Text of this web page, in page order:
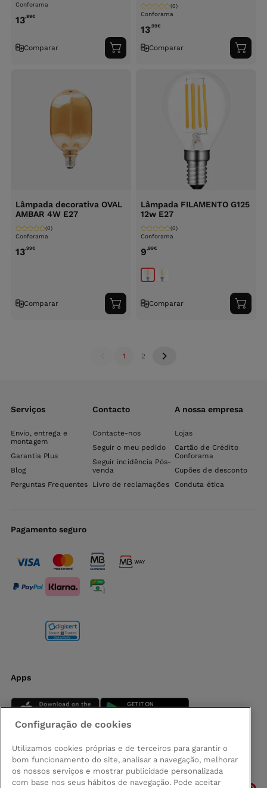
Conforama
13,99€
Comparar
Adicionar
ao
Conforama
(0)
13,99€
Comparar
ao
Lâmpada decorativa OVAL
AMBAR 4W E27
Conforama
(0)
13,99€
Comparar
Adicionar
ao
Lâmpada FILAMENTO G125
12w E27
Conforama
(0)
9,99€
Comparar
ao
1 2
Serviços
Envio, entrega e
montagem
Garantia Plus
Blog
Perguntas Frequentes
Contacto
Contacte-nos
Seguir o meu pedido
Seguir incidência Pós-
venda
Livro de reclamações
A nossa empresa
Lojas
Cartão de Crédito
Conforama
Cupões de desconto
Conduta ética
Pagamento seguro
Apps
Siga-nos
Configuração de cookies
Utilizamos cookies próprias e de terceiros para garantir o
bom funcionamento do site, analisar a navegação, melhorar
os nossos serviços e mostrar publicidade personalizada
com base nos seus hábitos de navegação. Pode aceitar